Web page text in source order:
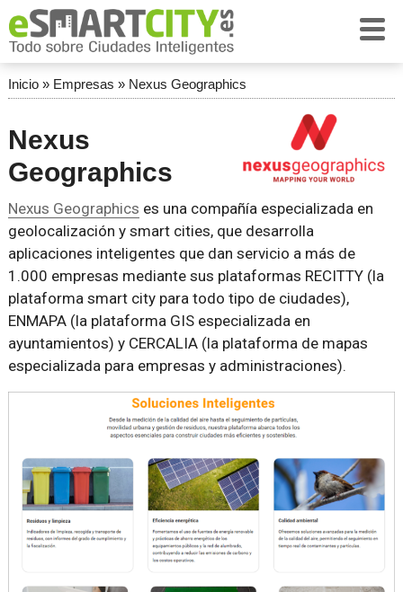
Inicio» Empresas » Nexus Geographics
Nexus
Geographics
Nexus Geographics es una compañía especializada en
geolocalización y smart cities, que desarrolla
aplicaciones inteligentes que dan servicio a más de
1.000 empresas mediante sus plataformas RECITTY (la
plataforma smart city para todo tipo de ciudades),
ENMAPA (la plataforma GIS especializada en
ayuntamientos) y CERCALIA (la plataforma de mapas
especializada para empresas y administraciones).